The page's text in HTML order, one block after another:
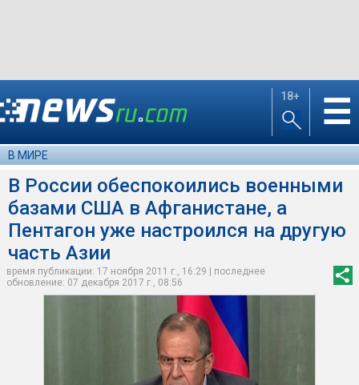
18+ ☰
В МИРЕ
В России обеспокоились военными
базами США в Афганистане, а
Пентагон уже настроился на другую
часть Азии
время публикации: 17 ноября 2011 г., 16:29 | последнее
обновление: 07 декабря 2017 г., 08:56